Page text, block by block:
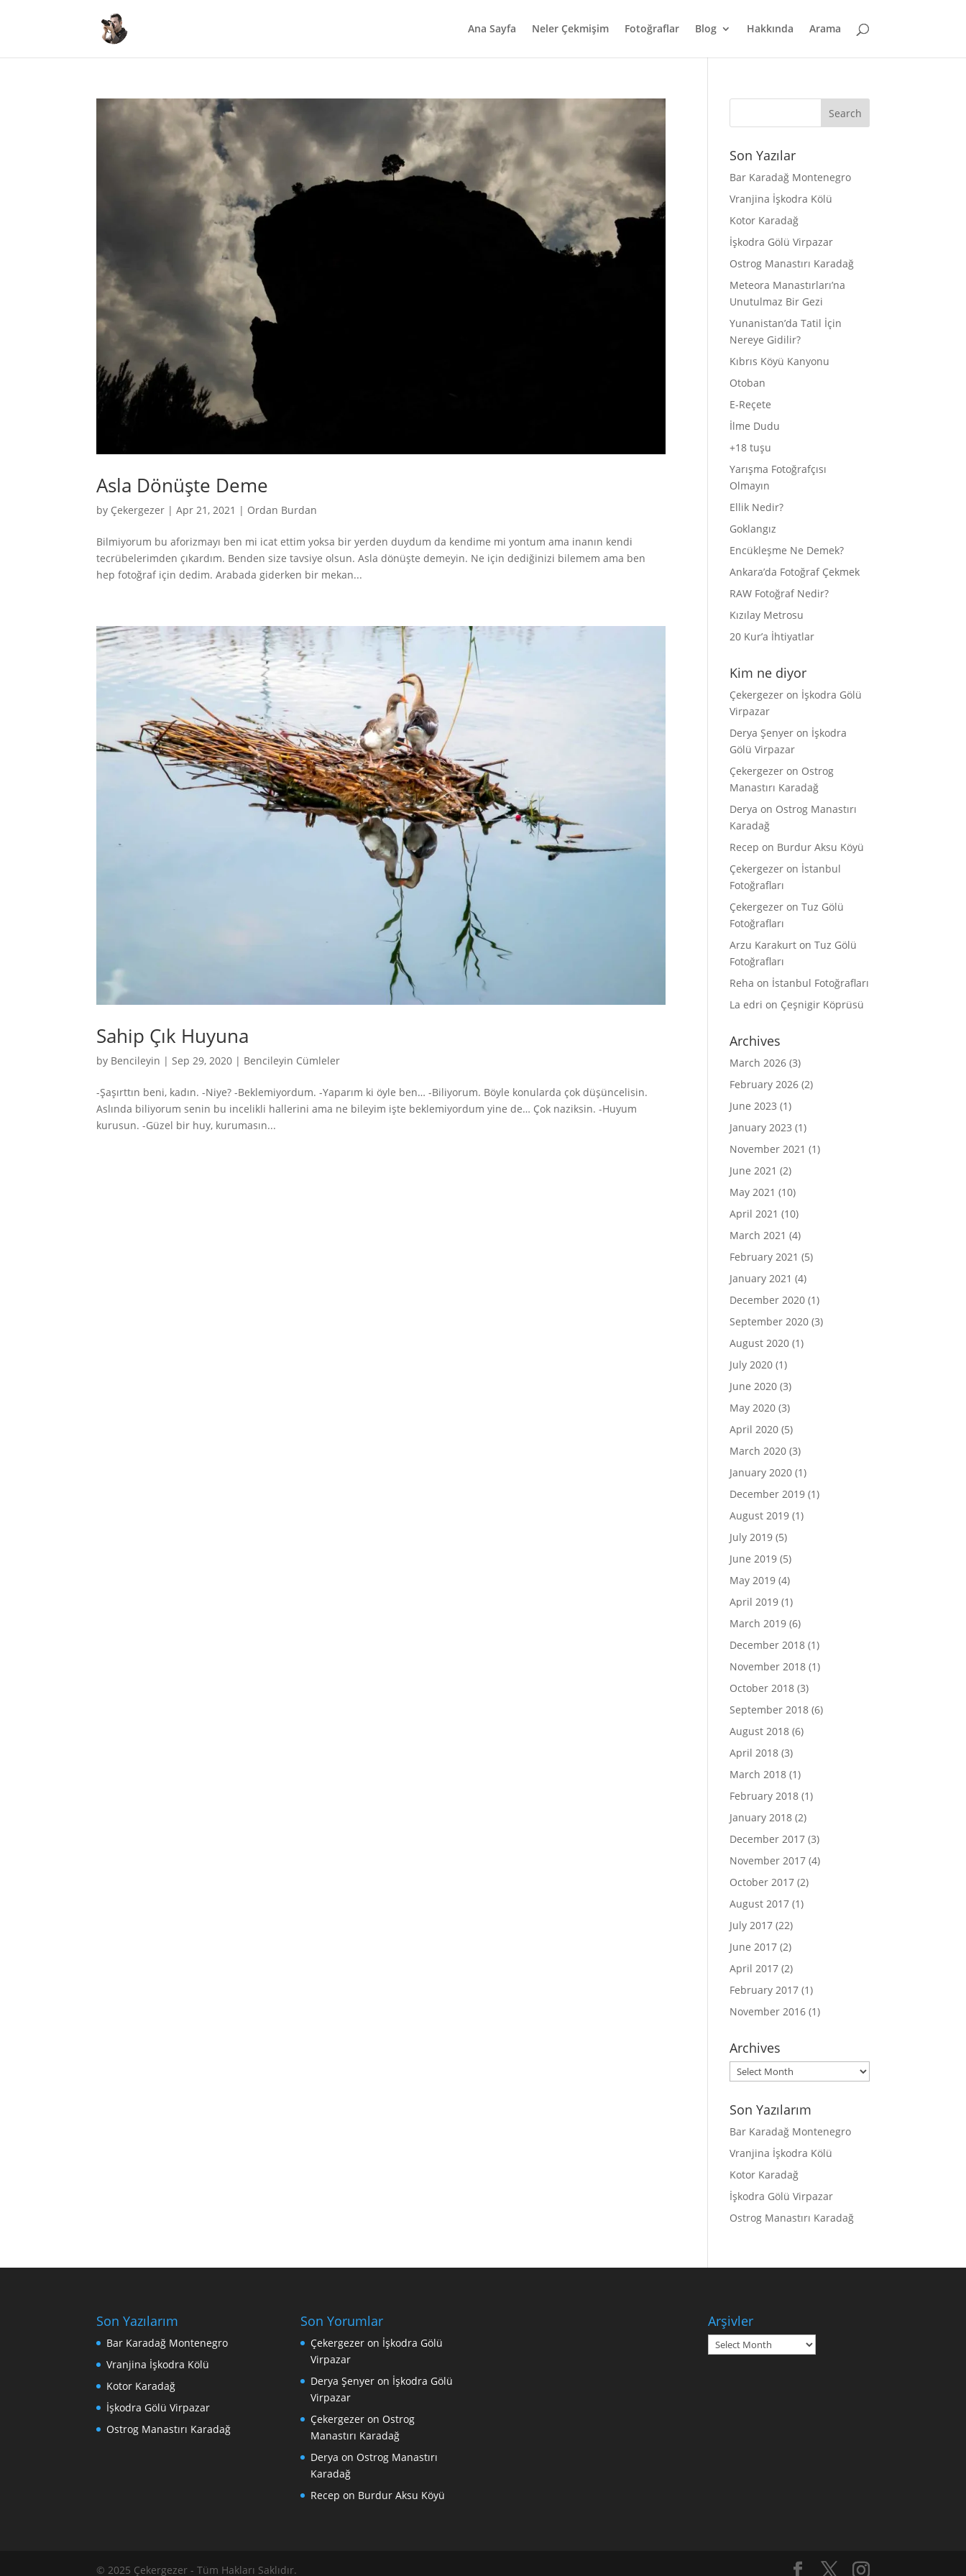
Ana Sayfa Neler Çekmişim Fotoğraflar Blog Hakkında Arama
Asla Dönüşte Deme
by Çekergezer |Apr 21, 2021 | Ordan Burdan
Bilmiyorum bu aforizmayı ben mi icat ettim yoksa bir yerden duydum da kendime mi yontum ama inanın kendi
tecrübelerimden çıkardım. Benden size tavsiye olsun. Asla dönüşte demeyin. Ne için dediğinizi bilemem ama ben
hep fotoğraf için dedim. Arabada giderken bir mekan...
Sahip Çık Huyuna
by Bencileyin |Sep 29, 2020 | Bencileyin Cümleler
-Şaşırttın beni, kadın. -Niye? -Beklemiyordum. -Yaparım ki öyle ben… -Biliyorum. Böyle konularda çok düşüncelisin.
Aslında biliyorum senin bu incelikli hallerini ama ne bileyim işte beklemiyordum yine de… Çok naziksin. -Huyum
kurusun. -Güzel bir huy, kurumasın...
Son Yazılar
Bar Karadağ Montenegro
Vranjina İşkodra Kölü
Kotor Karadağ
İşkodra Gölü Virpazar
Ostrog Manastırı Karadağ
Meteora Manastırları’na
Unutulmaz Bir Gezi
Yunanistan’da Tatil İçin
Nereye Gidilir?
Kıbrıs Köyü Kanyonu
Otoban
E-Reçete
İlme Dudu
+18 tuşu
Yarışma Fotoğrafçısı
Olmayın
Ellik Nedir?
Goklangız
Encükleşme Ne Demek?
Ankara’da Fotoğraf Çekmek
RAW Fotoğraf Nedir?
Kızılay Metrosu
20 Kur’a İhtiyatlar
Kim ne diyor
Çekergezer on İşkodra Gölü
Virpazar
Derya Şenyer on İşkodra
Gölü Virpazar
Çekergezer on Ostrog
Manastırı Karadağ
Derya on Ostrog Manastırı
Karadağ
Recep on Burdur Aksu Köyü
Çekergezer on İstanbul
Fotoğrafları
Çekergezer onTuz Gölü
Fotoğrafları
Arzu Karakurt onTuz Gölü
Fotoğrafları
Reha on İstanbul Fotoğrafları
La edri on Çeşnigir Köprüsü
Archives
March 2026 (3)
February 2026 (2)
June 2023 (1)
January 2023 (1)
November 2021 (1)
June 2021 (2)
May 2021 (10)
April 2021 (10)
March 2021 (4)
February 2021 (5)
January 2021 (4)
December 2020 (1)
September 2020 (3)
August 2020 (1)
July 2020 (1)
June 2020 (3)
May 2020 (3)
April 2020 (5)
March 2020 (3)
January 2020 (1)
December 2019 (1)
August 2019 (1)
July 2019 (5)
June 2019 (5)
May 2019 (4)
April 2019 (1)
March 2019 (6)
December 2018 (1)
November 2018 (1)
October 2018 (3)
September 2018 (6)
August 2018 (6)
April 2018 (3)
March 2018 (1)
February 2018 (1)
January 2018 (2)
December 2017 (3)
November 2017 (4)
October 2017 (2)
August 2017 (1)
July 2017 (22)
June 2017 (2)
April 2017 (2)
February 2017 (1)
November 2016 (1)
Archives
Archives
Son Yazılarım
Bar Karadağ Montenegro
Vranjina İşkodra Kölü
Kotor Karadağ
İşkodra Gölü Virpazar
Ostrog Manastırı Karadağ
Son Yazılarım
Bar Karadağ Montenegro
Vranjina İşkodra Kölü
Kotor Karadağ
İşkodra Gölü Virpazar
Ostrog Manastırı Karadağ
Son Yorumlar
Çekergezeron İşkodra Gölü
Virpazar
Derya Şenyeron İşkodra Gölü
Virpazar
Çekergezeron Ostrog
Manastırı Karadağ
Derya on Ostrog Manastırı
Karadağ
Recep on Burdur Aksu Köyü
Arşivler
Arşivler
© 2025 Çekergezer - Tüm Hakları Saklıdır.